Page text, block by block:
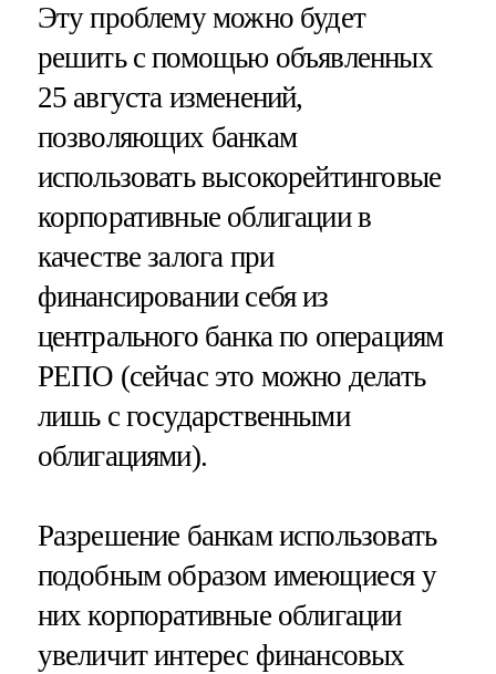
Эту проблему можно будет
решить с помощью объявленных
25 августа изменений,
позволяющих банкам
использовать высокорейтинговые
корпоративные облигации в
качестве залога при
финансировании себя из
центрального банка по операциям
РЕПО (сейчас это можно делать
лишь с государственными
облигациями).
Разрешение банкам использовать
подобным образом имеющиеся у
них корпоративные облигации
увеличит интерес финансовых